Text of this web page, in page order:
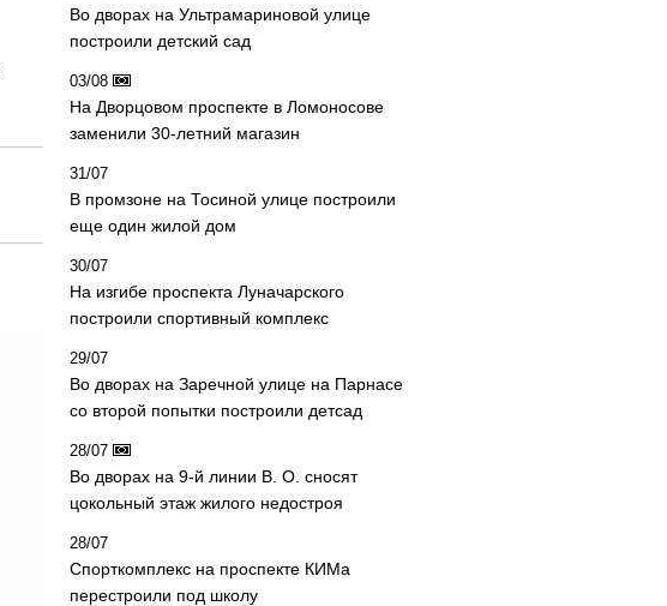
Во дворах на Ультрамариновой улице
построили детский сад
03/08
На Дворцовом проспекте в Ломоносове
заменили 30-летний магазин
31/07
В промзоне на Тосиной улице построили
еще один жилой дом
30/07
На изгибе проспекта Луначарского
построили спортивный комплекс
29/07
Во дворах на Заречной улице на Парнасе
со второй попытки построили детсад
28/07
Во дворах на 9-й линии В. О. сносят
цокольный этаж жилого недостроя
28/07
Спорткомплекс на проспекте КИМа
перестроили под школу